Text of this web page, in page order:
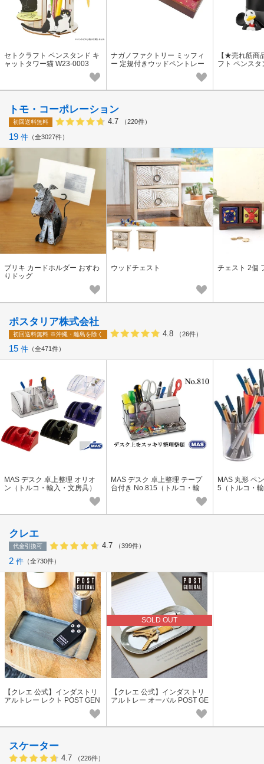
セトクラフト ペンスタンド キ
ャットタワー猫 W23-0003
ナガノファクトリー ミッフィ
ー 定規付きウッドペントレー
【★売れ筋商
フト ペンス
トモ・コーポレーション
初回送料無料 4.7 （220件）
19 件 全3027件
ブリキ カードホルダー おすわ
りドッグ
ウッドチェスト チェスト 2個
ポスタリア株式会社
初回送料無料 ※沖縄・離島を除く 4.8 （26件）
15 件 全471件
MAS デスク 卓上整理 オリオ
ン（トルコ・輸入・文房具）
MAS デスク 卓上整理 テープ
台付き No.815（トルコ・輸
MAS 丸形 ペ
5（トルコ・
クレエ
代金引換可 4.7 （399件）
2 件 全730件
【クレエ 公式】インダストリ
アルトレー レクト POST GEN
SOLD OUT
【クレエ 公式】インダストリ
アルトレー オーバル POST GE
スケーター
4.7 （226件）